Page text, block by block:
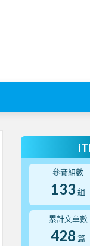
參賽組數
133 組
累計文章數
428 篇